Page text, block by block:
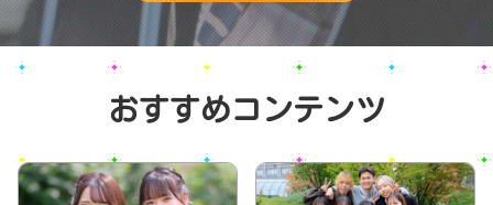
おすすめコンテンツ